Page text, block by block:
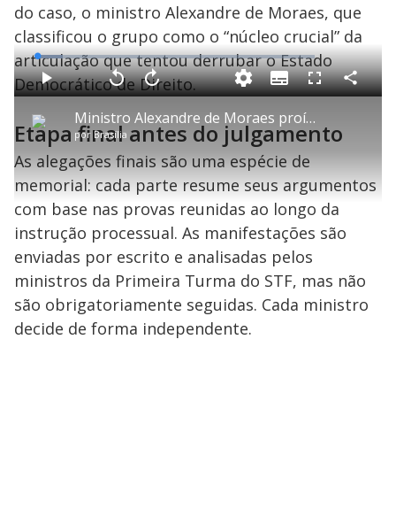
do caso, o ministro Alexandre de Moraes, que
classificou o grupo como o “núcleo crucial” da
articulação que tentou derrubar o Estado
Democrático de Direito.
P
l
a
y
V
Ministro Alexandre de Moraes proíbe acampamentos de deputados na Praça dos Três Poderes
porBrasília
P V
t
a
r
1
0
s
g
u
d
o
A
n
ç
a
r
1
0
e
g
n
d
s
u
d
o
L
o
a
d
e
.
1
8
%
S
u
b
i
t
l
e
F
s
c
r
C
o
a
r
Etapa final antes do julgamento
As alegações finais são uma espécie de
memorial: cada parte resume seus argumentos
com base nas provas reunidas ao longo da
instrução processual. As manifestações são
enviadas por escrito e analisadas pelos
ministros da Primeira Turma do STF, mas não
são obrigatoriamente seguidas. Cada ministro
decide de forma independente.